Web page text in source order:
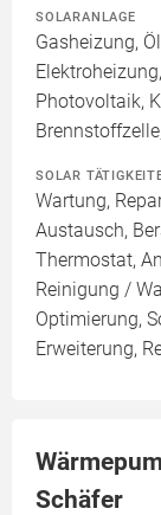
SOLARANLAGE
Gasheizung,
Photovoltaik,
SOLAR
Wartung,
Austausch,
Thermostat,
Reinigung /
Optimierung,
Erweiterung,
Schäfer